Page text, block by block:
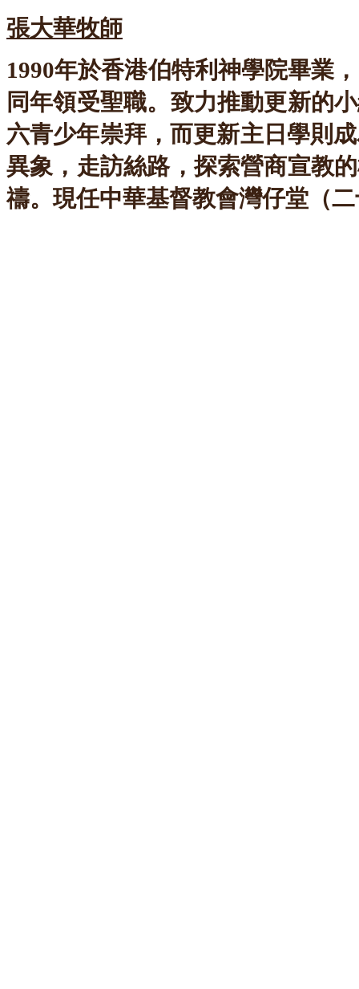
張大華牧師
1990年於香港伯特利神學院畢業
同年領受聖職。致力推動更新的
六青少年崇拜，而更新主日學則
異象，走訪絲路，探索營商宣教
禱。現任中華基督教會灣仔堂（